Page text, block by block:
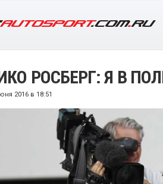
РОСБЕРГ: Я В
2016 в 18:51